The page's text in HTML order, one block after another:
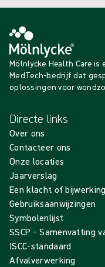
Mölnlycke Health Care
MedTech-bedrijf dat
oplossingen voor
Directe links
Over ons
Contacteer ons
Onze locaties
Jaarverslag
Een klacht of
Gebruiksaanwijzingen
Symbolenlijst
SSCP - Samenvatting
ISCC-standaard
Afvalverwerking